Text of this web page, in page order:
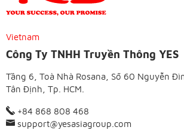
Vietnam
Công Ty TNHH Truyền Thông YES
Tầng 6, Toà Nhà Rosana, Số 60 Nguyễn
Tân Định, Tp. HCM.
+84 868 808 468
support@yesasiagroup.com